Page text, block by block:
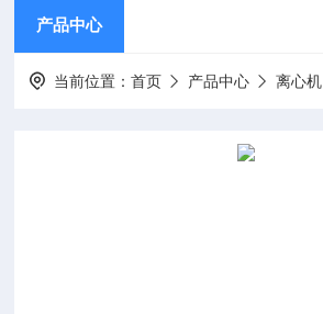
产品中心
当前位置：首页 产品中心 离心机